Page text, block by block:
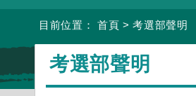
目前位置： 首頁 >考選部聲明
考選部聲明